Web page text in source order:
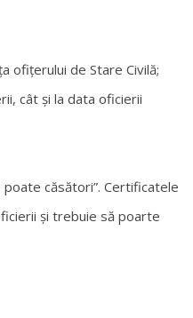
ofițerului de Stare Civilă;
cât și la data oficierii
căsători”. Certificatele
și trebuie să poarte